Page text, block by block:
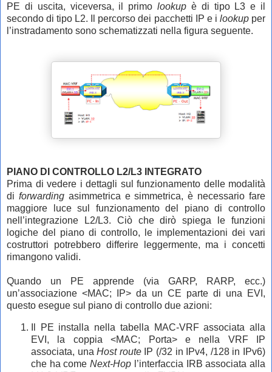
PE di uscita, viceversa, il primo lookup è di tipo L3 e il
secondo di tipo L2. Il percorso dei pacchetti IP e i lookup per
l’instradamento sono schematizzati nella figura seguente.
PIANO DI CONTROLLO L2/L3 INTEGRATO
Prima di vedere i dettagli sul funzionamento delle modalità
di forwardingasimmetrica e simmetrica, è necessario fare
maggiore luce sul funzionamento del piano di controllo
nell’integrazione L2/L3. Ciò che dirò spiega le funzioni
logiche del piano di controllo, le implementazioni dei vari
costruttori potrebbero differire leggermente, ma i concetti
rimangono validi.
Quando un PE apprende (via GARP, RARP, ecc.)
un’associazione <MAC; IP> da un CE parte di una EVI,
questo esegue sul piano di controllo due azioni:
Il PE installa nella tabella MAC-VRF associata alla
EVI, la coppia <MAC; Porta> e nella VRF IP
associata, unaHost routeIP (/32 in IPv4, /128 in IPv6)
che ha comeNext-Hop l’interfaccia IRB associata alla